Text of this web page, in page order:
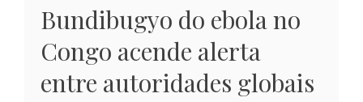
Bundibugyo do ebola no
Congo acende alerta
entre autoridades globais